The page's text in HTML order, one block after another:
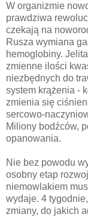
W organizmie
prawdziwa
czekają na
Rusza wymiana
hemoglobiny.
zmienne ilości
niezbędnych do
system krążenia -
zmienia się
sercowo-
Miliony bodźców,
opanowania.
Nie bez powodu
osobny etap
niemowlakiem
wydaje. 4
zmiany, do jakich